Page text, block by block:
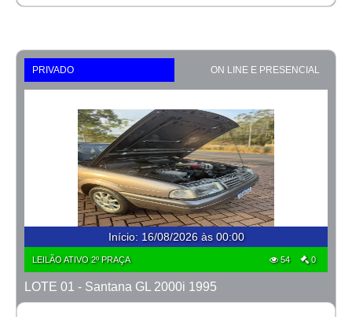
PRIVADO ON LINE E PRESENCIAL
Início: 16/08/2026 às 00:00
LEILÃO ATIVO 2º PRAÇA 54 0
LOTE 01 - Santana GL 2000i 1995